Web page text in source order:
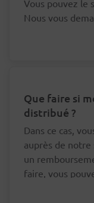
Vous pouvez le
Nous vous
Que faire si
distribué ?
Dans ce cas,
auprès de
un
faire, vous